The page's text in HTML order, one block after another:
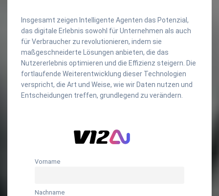
Insgesamt zeigen Intelligente Agenten das Potenzial,
das digitale Erlebnis sowohl für Unternehmen als auch
für Verbraucher zu revolutionieren, indem sie
maßgeschneiderte Lösungen anbieten, die das
Nutzererlebnis optimieren und die Effizienz steigern. Die
fortlaufende Weiterentwicklung dieser Technologien
verspricht, die Art und Weise, wie wir Daten nutzen und
Entscheidungen treffen, grundlegend zu verändern.
Vorname
Nachname